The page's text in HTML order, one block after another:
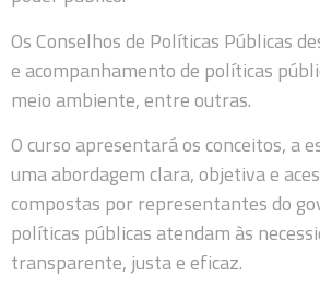
Os Conselhos de Políticas Públicas
e acompanhamento de políticas
meio ambiente, entre outras.
O curso apresentará os conceitos, a
uma abordagem clara, objetiva e
compostas por representantes do
políticas públicas atendam às
transparente, justa e eficaz.